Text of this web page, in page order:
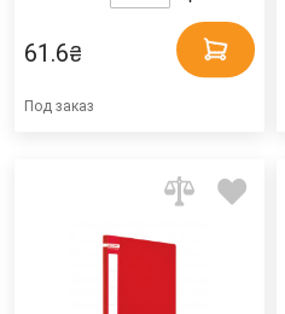
61.6₴
Под заказ